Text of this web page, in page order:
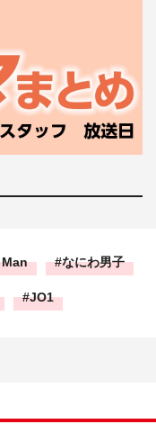
なにわ男子
JO1